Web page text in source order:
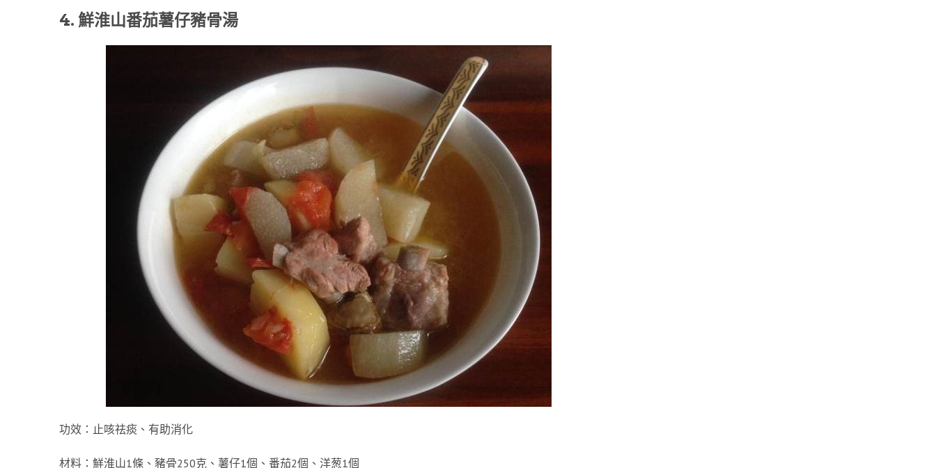
4. 鮮淮山番茄薯仔豬骨湯
功效：止咳祛痰、有助消化
材料：鮮淮山1條、豬骨250克、薯仔1個、番茄2個、洋葱1個